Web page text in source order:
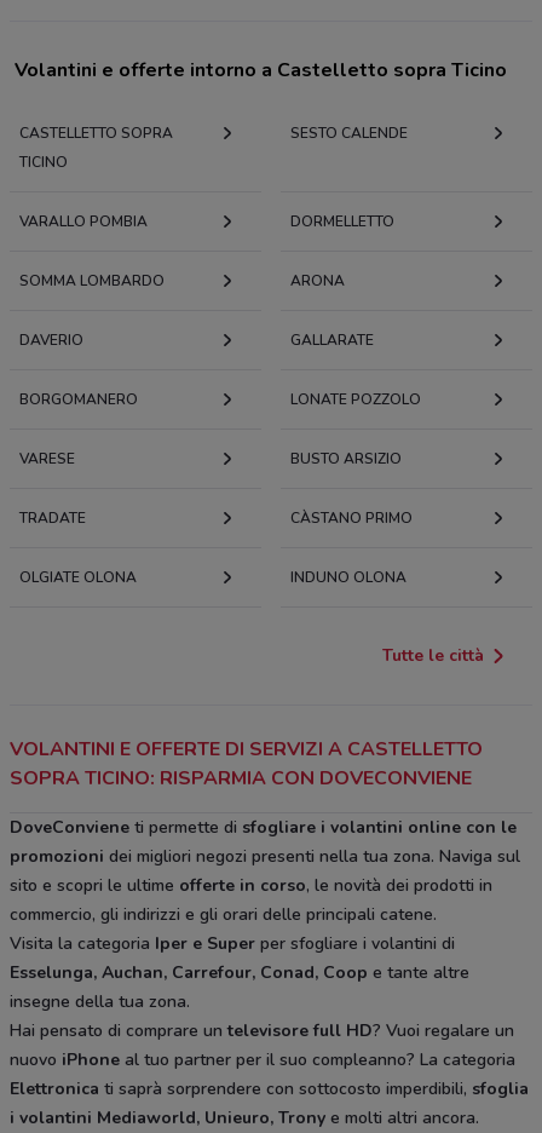
Volantini e offerte intorno a Castelletto sopra Ticino
CASTELLETTO SOPRA
TICINO
SESTO CALENDE
VARALLO POMBIA DORMELLETTO
SOMMA LOMBARDO ARONA
DAVERIO GALLARATE
BORGOMANERO LONATE POZZOLO
VARESE BUSTO ARSIZIO
TRADATE CÀSTANO PRIMO
OLGIATE OLONA INDUNO OLONA
Tutte le città
VOLANTINI E OFFERTE DI SERVIZI A CASTELLETTO
SOPRA TICINO: RISPARMIA CON DOVECONVIENE
DoveConviene ti permette di sfogliare i volantini online con le
promozioni dei migliori negozi presenti nella tua zona. Naviga sul
sito e scopri le ultime offerte in corso, le novità dei prodotti in
commercio, gli indirizzi e gli orari delle principali catene.
Visita la categoria Iper e Super per sfogliare i volantini di
Esselunga, Auchan, Carrefour, Conad, Coop e tante altre
insegne della tua zona.
Hai pensato di comprare untelevisore full HD? Vuoi regalare un
nuovo iPhone al tuo partner per il suo compleanno? La categoria
Elettronica ti saprà sorprendere con sottocosto imperdibili, sfoglia
i volantini Mediaworld, Unieuro, Trony e molti altri ancora.